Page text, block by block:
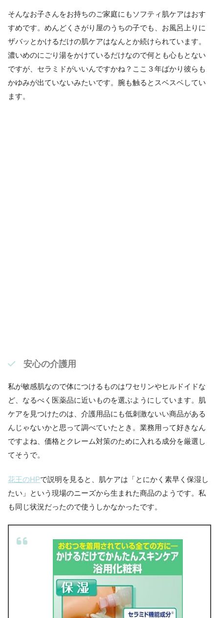
そんなお子さんをお持ちのご家庭にもソフティ肌ケアはおす
すめです。めんどくさがり屋のうちの子でも、お風呂上りに
ザバッとかけるだけの肌ケアはなんとか続けられています。
濃いめのにごり湯をかけているだけなので何とも心もとない
ですが、セラミドがいいんですかね？ここ３年ばかり彼らも
かゆみが出ていないみたいです。腕も触るとスベスベしてい
ます。
安心の介護用
私が敏感肌なので体につけるものはワセリンやヒルドイドな
ど、なるべく医薬品に近いものを選ぶようにしています。肌
ケアを見つけたのは、介護用品にも低刺激ないい商品がある
んじゃないかと思って調べていたとき。業務用って好きなん
ですよね、価格とクレーム対策のために入れる成分を厳選し
てそうで。
花王のHPで説明を見ると、肌ケアは「とにかく素早く保湿し
たい」という現場のニーズから生まれた商品のようです。私
も同じ状況だったので使うしかなかったです。